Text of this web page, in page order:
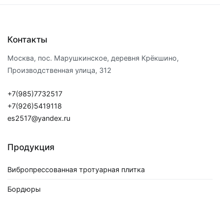
Контакты
Москва, пос. Марушкинское, деревня Крёкшино,
Производственная улица, 312
+7(985)7732517
+7(926)5419118
es2517@yandex.ru
Продукция
Вибропрессованная тротуарная плитка
Бордюры